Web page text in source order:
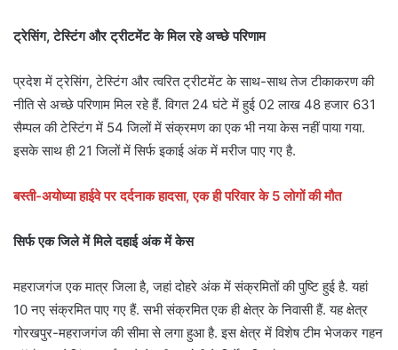
ट्रेसिंग, टेस्टिंग और ट्रीटमेंट के मिल रहे अच्छे परिणाम
प्रदेश में ट्रेसिंग, टेस्टिंग और त्वरित ट्रीटमेंट के साथ-साथ तेज टीकाकरण की
नीति से अच्छे परिणाम मिल रहे हैं. विगत 24 घंटे में हुई 02 लाख 48 हजार 631
सैम्पल की टेस्टिंग में 54 जिलों में संक्रमण का एक भी नया केस नहीं पाया गया.
इसके साथ ही 21 जिलों में सिर्फ इकाई अंक में मरीज पाए गए है.
बस्ती-अयोध्या हाईवे पर दर्दनाक हादसा, एक ही परिवार के 5 लोगों की मौत
सिर्फ एक जिले में मिले दहाई अंक में केस
महराजगंज एक मात्र जिला है, जहां दोहरे अंक में संक्रमितों की पुष्टि हुई है. यहां
10 नए संक्रमित पाए गए हैं. सभी संक्रमित एक ही क्षेत्र के निवासी हैं. यह क्षेत्र
गोरखपुर-महराजगंज की सीमा से लगा हुआ है. इस क्षेत्र में विशेष टीम भेजकर गहन